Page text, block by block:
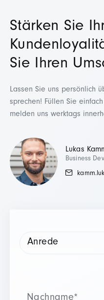
Stärken Sie
Sie Ihren
Lassen Sie uns persönlich
sprechen! Füllen Sie
melden uns werktags
Lukas
Business